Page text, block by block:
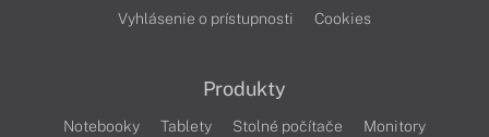
Vyhlásenie o prístupnosti
Cookies
Produkty
Notebooky Tablety Stolné počítače
Monitory